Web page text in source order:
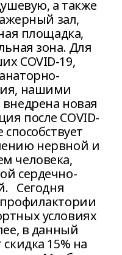
а также
зал,
площадка,
зона. Для
COVID-19,
нашими
новая
после COVID-
нервной и
человека,
сердечно-
Сегодня
условиях
в данный
15% на